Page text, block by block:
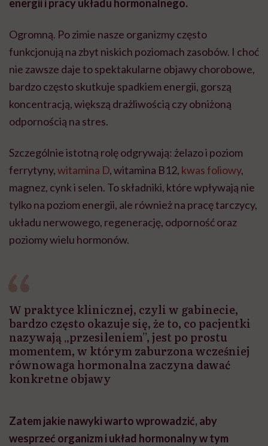
energii i pracy układu hormonalnego.
Ogromną. Po zimie nasze organizmy często
funkcjonują na zbyt niskich poziomach zasobów. I choć
nie zawsze daje to spektakularne objawy chorobowe,
bardzo często skutkuje spadkiem energii, gorszą
koncentracją, większą drażliwością czy obniżoną
odpornością na stres.
Szczególnie istotną rolę odgrywają: żelazo i poziom
ferrytyny,witamina D, witamina B12, kwas foliowy,
magnez, cynk i selen. To składniki, które wpływają nie
tylko na poziom energii, ale również na pracę tarczycy,
układu nerwowego, regenerację, odporność oraz
poziomy wielu hormonów.
W praktyce klinicznej, czyli w gabinecie,
bardzo często okazuje się, że to, co pacjentki
nazywają „przesileniem”, jest po prostu
momentem, w którym zaburzona wcześniej
równowaga hormonalna zaczyna dawać
konkretne objawy
Zatem jakie nawyki warto wprowadzić, aby
wesprzeć organizm i układ hormonalny w tym